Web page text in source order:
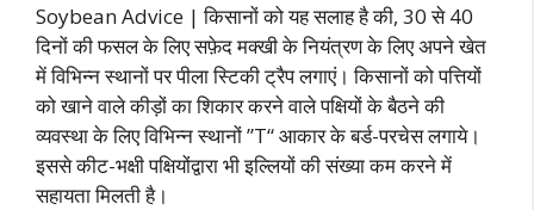
Soybean Advice | किसानों को यह सलाह है की, 30 से 40
दिनों की फसल के लिए सफ़ेद मक्खी के नियंत्रण के लिए अपने खेत
में विभिन्न स्थानों पर पीला स्टिकी ट्रैप लगाएं। किसानों को पत्तियों
को खाने वाले कीड़ों का शिकार करने वाले पक्षियों के बैठने की
व्यवस्था के लिए विभिन्न स्थानों ”T“ आकार के बर्ड-परचेस लगाये।
इससे कीट-भक्षी पक्षियोंद्वारा भी इल्लियों की संख्या कम करने में
सहायता मिलती है।